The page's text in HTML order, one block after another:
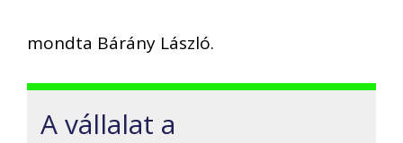
mondta Bárány László.
A vállalat a